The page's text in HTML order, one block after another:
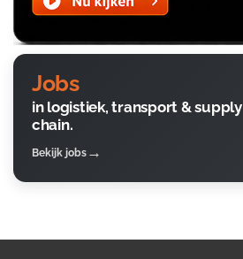
Jobs
in logistiek, transport & supply
chain.
Bekijk jobs